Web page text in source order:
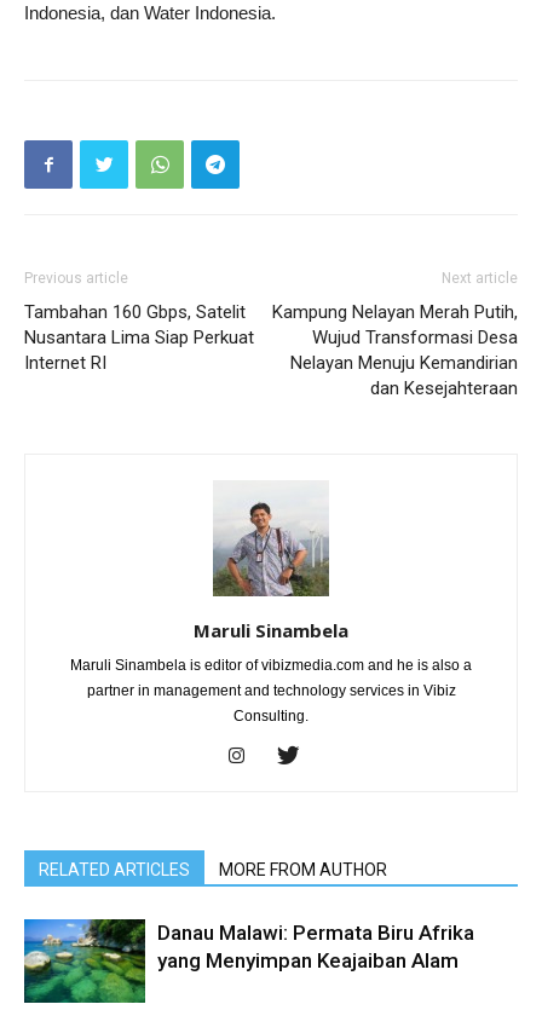
Indonesia, dan Water Indonesia.
Previous article
Tambahan 160 Gbps, Satelit
Nusantara Lima Siap Perkuat
Internet RI
Next article
Kampung Nelayan Merah Putih,
Wujud Transformasi Desa
Nelayan Menuju Kemandirian
dan Kesejahteraan
Maruli Sinambela
Maruli Sinambela is editor of vibizmedia.com and he is also a
partner in management and technology services in Vibiz
Consulting.
RELATED ARTICLES MORE FROM AUTHOR
Danau Malawi: Permata Biru Afrika
yang Menyimpan Keajaiban Alam